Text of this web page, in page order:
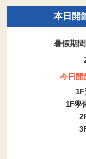
本日開
暑假期
今日開
1F
1F學